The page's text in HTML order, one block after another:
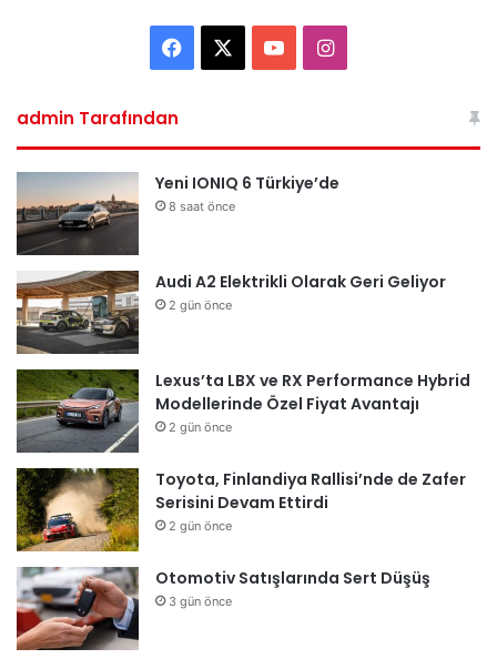
Facebook YouTubeInstagram
admin Tarafından
Yeni IONIQ 6 Türkiye’de
8 saat önce
Audi A2 Elektrikli Olarak Geri Geliyor
2 gün önce
Lexus’ta LBX ve RX Performance Hybrid
Modellerinde Özel Fiyat Avantajı
2 gün önce
Toyota, Finlandiya Rallisi’nde de Zafer
Serisini Devam Ettirdi
2 gün önce
Otomotiv Satışlarında Sert Düşüş
3 gün önce